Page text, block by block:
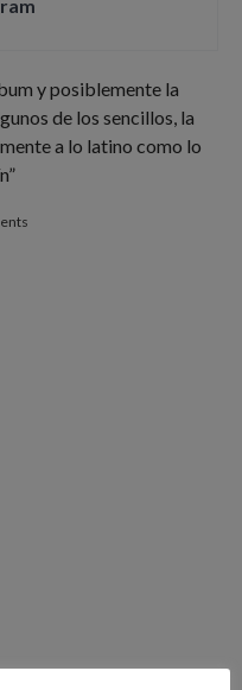
y posiblemente la
de los sencillos, la
a lo latino como lo